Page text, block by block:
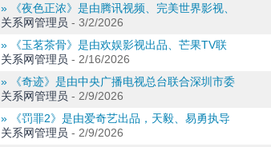
» 《夜色正浓》是由腾讯视频、完美世界影视、
关系网管理员 -3/2/2026
» 《玉茗茶骨》是由欢娱影视出品、芒果TV联
关系网管理员 - 2/16/2026
» 《奇迹》是由中央广播电视总台联合深圳市委
关系网管理员 - 2/9/2026
» 《罚罪2》是由爱奇艺出品，天毅、易勇执导
关系网管理员 - 2/9/2026